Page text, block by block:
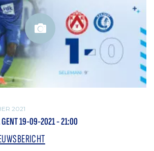
2021
GENT 19-09-2021 - 21:00